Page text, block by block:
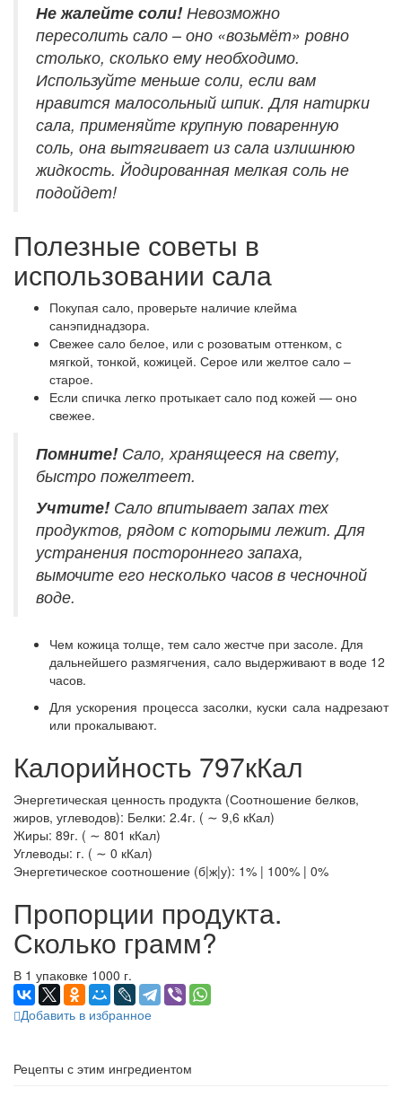
Не жалейте соли!Невозможно
пересолить сало – оно «возьмёт» ровно
столько, сколько ему необходимо.
Используйте меньше соли, если вам
нравится малосольный шпик. Для натирки
сала, применяйте крупную поваренную
соль, она вытягивает из сала излишнюю
жидкость. Йодированная мелкая соль не
подойдет!
Полезные советы в
использовании сала
Покупая сало, проверьте наличие клейма
санэпиднадзора.
Свежее сало белое, или с розоватым оттенком, с
мягкой, тонкой, кожицей. Серое или желтое сало –
старое.
Если спичка легко протыкает сало под кожей — оно
свежее.
Помните!Сало, хранящееся на свету,
быстро пожелтеет.
Учтите!Сало впитывает запах тех
продуктов, рядом с которыми лежит. Для
устранения постороннего запаха,
вымочите его несколько часов в чесночной
воде.
Чем кожица толще, тем сало жестче при засоле. Для
дальнейшего размягчения, сало выдерживают в воде 12
часов.
Для ускорения процесса засолки, куски сала надрезают
или прокалывают.
Калорийность 797кКал
Энергетическая ценность продукта (Соотношение белков,
жиров, углеводов): Белки: 2.4г. ( ∼ 9,6 кКал)
Жиры: 89г. ( ∼ 801 кКал)
Углеводы: г. ( ∼ 0 кКал)
Энергетическое соотношение (б|ж|у): 1% | 100% | 0%
Пропорции продукта.
Сколько грамм?
В 1 упаковке 1000 г.
Добавить в избранное
Рецепты с этим ингредиентом